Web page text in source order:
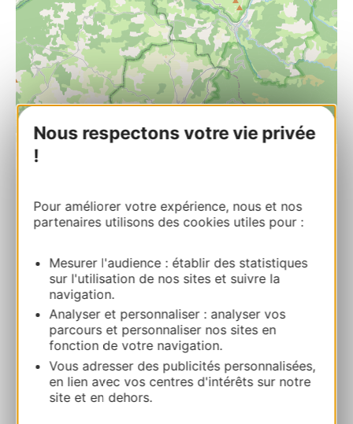
Nous respectons votre vie privée
!
Pour améliorer votre expérience, nous et nos
partenaires utilisons des cookies utiles pour :
Mesurer l'audience : établir des statistiques
sur l'utilisation de nos sites et suivre la
navigation.
Analyser et personnaliser : analyser vos
parcours et personnaliser nos sites en
fonction de votre navigation.
Vous adresser des publicités personnalisées,
en lien avec vos centres d'intérêts sur notre
site et en dehors.
RESERVA
GROTTE DE DARGILAN
Grotte de Dargilan 48150 MEYRUEIS
Ruta y acceso
+33 4 66 45 60 20